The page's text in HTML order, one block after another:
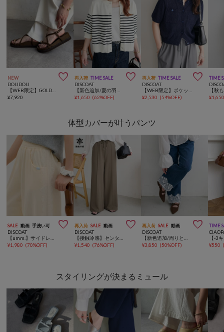
NEW 
DOUDOU
【WEB限定】GOLDトングフラットクロスサンダル
¥7,920
再入荷 TIME SALE 
DISCOAT
【新色追加/夏の羽織に♪】ライトスポンディッシュ半袖カーディガン《WEB限定》
¥1,650 (62%OFF)
再入荷 TIME SALE 
DISCOAT
【WEB限定】ポケット付き半袖カーディガン
¥2,530 (54%OFF)
TIME
¥
体型カバーが叶うパンツ
SALE 動画 手洗い可 
DISCOAT
¥1,980 (70%OFF)
再入荷 SALE 動画 
DISCOAT
¥1,540 (76%OFF)
再入荷 SALE 動画 
DISCOAT
¥3,850 (50%OFF)
TIME
¥550
スタイリングが決まるミュール